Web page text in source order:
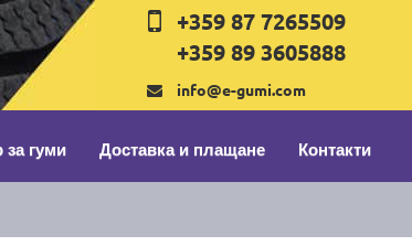
+359 87 7265509
+359 89 3605888
info@e-gumi.com
за гуми Доставка и плащане Контакти